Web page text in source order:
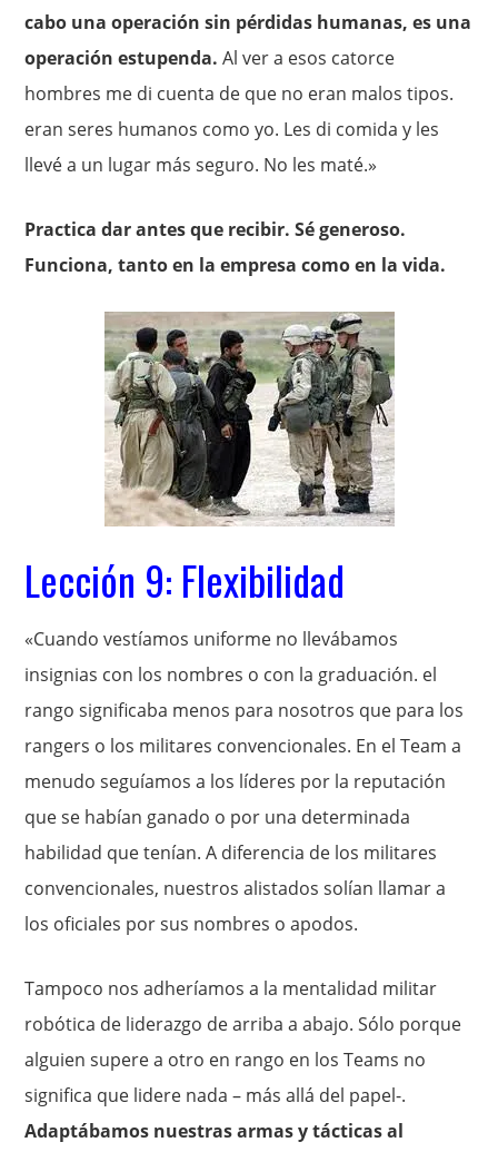
cabo una operación sin pérdidas humanas, es una
operación estupenda. Al ver a esos catorce
hombres me di cuenta de que no eran malos tipos.
eran seres humanos como yo. Les di comida y les
llevé a un lugar más seguro. No les maté.»
Practica dar antes que recibir. Sé generoso.
Funciona, tanto en la empresa como en la vida.
Lección 9: Flexibilidad
«Cuando vestíamos uniforme no llevábamos
insignias con los nombres o con la graduación. el
rango significaba menos para nosotros que para los
rangers o los militares convencionales. En el Team a
menudo seguíamos a los líderes por la reputación
que se habían ganado o por una determinada
habilidad que tenían. A diferencia de los militares
convencionales, nuestros alistados solían llamar a
los oficiales por sus nombres o apodos.
Tampoco nos adheríamos a la mentalidad militar
robótica de liderazgo de arriba a abajo. Sólo porque
alguien supere a otro en rango en los Teams no
significa que lidere nada – más allá del papel-.
Adaptábamos nuestras armas y tácticas al